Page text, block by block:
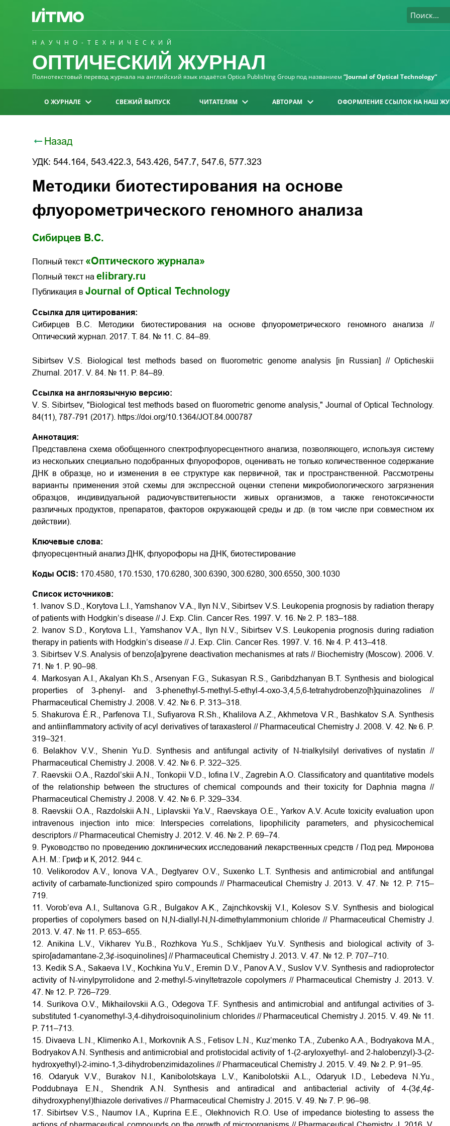
НАУЧНО-ТЕХНИЧЕСКИЙ
ОПТИЧЕСКИЙ ЖУРНАЛ
Полнотекстовый перевод журнала на английский язык издаётся Optica Publishing Group под названием “Journal of Optical Technology“
О ЖУРНАЛЕ СВЕЖИЙ ВЫПУСК ЧИТАТЕЛЯМ АВТОРАМ ОФОРМЛЕНИЕ ССЫЛОК НА НАШ
Назад
УДК: 544.164, 543.422.3, 543.426, 547.7, 547.6, 577.323
Методики биотестирования на основе
флуорометрического геномного анализа
Сибирцев В.С.
Полный текст «Оптического журнала»
Полный текст на elibrary.ru
Публикация в Journal of Optical Technology
Ссылка для цитирования:
Сибирцев В.С. Методики биотестирования на основе флуорометрического геномного анализа //
Оптический журнал. 2017. Т. 84. № 11. С. 84–89.
Sibirtsev V.S. Biological test methods based on fluorometric genome analysis
[in Russian] // Opticheskii
Zhurnal. 2017. V. 84. № 11. P. 84–89.
Ссылка на англоязычную версию:
V. S. Sibirtsev, "Biological test methods based on fluorometric genome analysis," Journal of Optical Technology.
84(11), 787-791 (2017). https://doi.org/10.1364/JOT.84.000787
Аннотация:
Представлена схема обобщенного спектрофлуоресцентного анализа, позволяющего, используя систему
из нескольких специально подобранных флуорофоров, оценивать не только количественное содержание
ДНК в образце, но и изменения в ее структуре как первичной, так и пространственной. Рассмотрены
варианты применения этой схемы для экспрессной оценки степени микробиологического загрязнения
образцов, индивидуальной радиочувствительности живых организмов, а также генотоксичности
различных продуктов, препаратов, факторов окружающей среды и др. (в том числе при совместном их
действии).
Ключевые слова:
флуоресцентный анализ ДНК, флуорофоры на ДНК, биотестирование
Коды OCIS: 170.4580, 170.1530, 170.6280, 300.6390, 300.6280, 300.6550, 300.1030
Список источников:
1. Ivanov S.D., Korytova L.I., Yamshanov V.A., Ilyn N.V., Sibirtsev V.S. Leukopenia prognosis by radiation therapy
of patients with Hodgkin’s disease // J. Exp. Clin. Cancer Res. 1997. V. 16. № 2. P. 183–188.
2. Ivanov S.D., Korytova L.I., Yamshanov V.A., Ilyn N.V., Sibirtsev V.S. Leukopenia prognosis during radiation
therapy in patients with Hodgkin’s disease // J. Exp. Clin. Cancer Res. 1997. V. 16. № 4. P. 413–418.
3. Sibirtsev V.S. Analysis of benzo[a]pyrene deactivation mechanismes at rats // Biochemistry (Moscow). 2006. V.
71. № 1. P. 90–98.
4. Markosyan A.I., Akalyan Kh.S., Arsenyan F.G., Sukasyan R.S., Garibdzhanyan B.T. Synthesis and biological
properties of 3-phenyl- and 3-phenethyl-5-methyl-5-ethyl-4-oxo-3,4,5,6-tetrahydrobenzo[h]quinazolines //
Pharmaceutical Chemistry J. 2008. V. 42. № 6. P. 313–318.
5. Shakurova É.R., Parfenova T.I., Sufiyarova R.Sh., Khalilova A.Z., Akhmetova V.R., Bashkatov S.A. Synthesis
and antiinflammatory activity of acyl derivatives of taraxasterol // Pharmaceutical Chemistry J. 2008. V. 42. № 6. P.
319–321.
6. Belakhov V.V., Shenin Yu.D. Synthesis and antifungal activity of N-trialkylsilyl derivatives of nystatin //
Pharmaceutical Chemistry J. 2008. V. 42. № 6. P. 322–325.
7. Raevskii O.A., Razdol’skii A.N., Tonkopii V.D., Iofina I.V., Zagrebin A.O. Classificatory and quantitative models
of the relationship between the structures of chemical compounds and their toxicity for Daphnia magna //
Pharmaceutical Chemistry J. 2008. V. 42. № 6. P. 329–334.
8. Raevskii O.A., Razdolskii A.N., Liplavskii Ya.V., Raevskaya O.E., Yarkov A.V. Acute toxicity evaluation upon
intravenous injection into mice: Interspecies correlations, lipophilicity parameters, and physicochemical
descriptors // Pharmaceutical Chemistry J. 2012. V. 46. № 2. P. 69–74.
9. Руководство по проведению доклинических исследований лекарственных средств / Под ред. Миронова
А.Н. М.: Гриф и К, 2012. 944 с.
10. Velikorodov A.V., Ionova V.A., Degtyarev O.V., Suxenko L.T. Synthesis and antimicrobial and antifungal
activity of carbamate-functionized spiro compounds // Pharmaceutical Chemistry J. 2013. V. 47. № 12. P. 715–
719.
11. Vorob’eva A.I., Sultanova G.R., Bulgakov A.K., Zajnchkovskij V.I., Kolesov S.V. Synthesis and biological
properties of copolymers based on N,N-diallyl-N,N-dimethylammonium chloride // Pharmaceutical Chemistry J.
2013. V. 47. № 11. P. 653–655.
12. Anikina L.V., Vikharev Yu.B., Rozhkova Yu.S., Schkljaev Yu.V. Synthesis and biological activity of 3-
spiro[adamantane-2,3¢-isoquinolines] // Pharmaceutical Chemistry J. 2013. V. 47. № 12. P. 707–710.
13. Kedik S.A., Sakaeva I.V., Kochkina Yu.V., Eremin D.V., Panov A.V., Suslov V.V. Synthesis and radioprotector
activity of N-vinylpyrrolidone and 2-methyl-5-vinyltetrazole copolymers // Pharmaceutical Chemistry J. 2013. V.
47. № 12. P. 726–729.
14. Surikova O.V., Mikhailovskii A.G., Odegova T.F. Synthesis and antimicrobial and antifungal activities of 3-
substituted 1-cyanomethyl-3,4-dihydroisoquinolinium chlorides // Pharmaceutical Chemistry J. 2015. V. 49. № 11.
P. 711–713.
15. Divaeva L.N., Klimenko A.I., Morkovnik A.S., Fetisov L.N., Kuz’menko T.A., Zubenko A.A., Bodryakova M.A.,
Bodryakov A.N. Synthesis and antimicrobial and protistocidal activity of 1-(2-aryloxyethyl- and 2-halobenzyl)-3-(2-
hydroxyethyl)-2-imino-1,3-dihydrobenzimidazolines // Pharmaceutical Chemistry J. 2015. V. 49. № 2. P. 91–95.
16. Odaryuk V.V., Burakov N.I., Kanibolotskaya L.V., Kanibolotskii A.L., Odaryuk I.D., Lebedeva N.Yu.,
Poddubnaya E.N., Shendrik A.N. Synthesis and antiradical and antibacterial activity of 4-(3¢,4¢-
dihydroxyphenyl)thiazole derivatives // Pharmaceutical Chemistry J. 2015. V. 49. № 7. P. 96–98.
17. Sibirtsev V.S., Naumov I.A., Kuprina E.E., Olekhnovich R.O. Use of impedance biotesting to assess the